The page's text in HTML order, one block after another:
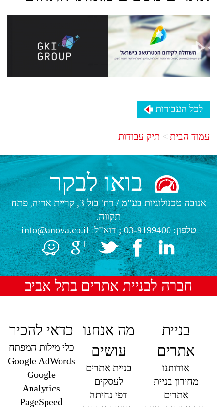
לכל העבודות
עמוד הבית תיק עבודות
בואו לבקר
אנובה טכנולוגיות בע”מ/
רח' בזל 3, קריית אריה, פתח
תקווה.
טלפון:03-9199400; דוא”ל:info@anova.co.il
חברה לבניית אתרים בתל אביב
בניית
אתרים
אודותנו
מחירון בניית
אתרים
מה אנחנו
עושים
בניית אתרים
לעסקים
דפי נחיתה
כדאי להכיר
כלי מילות המפתח
Google AdWords
Google
Analytics
PageSpeed